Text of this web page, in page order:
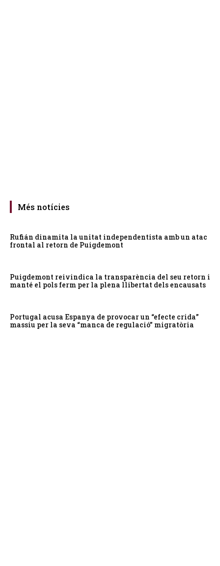
Més notícies
Rufián dinamita la unitat independentista amb un atac
frontal al retorn de Puigdemont
Puigdemont reivindica la transparència del seu retorn i
manté el pols ferm per la plena llibertat dels encausats
Portugal acusa Espanya de provocar un “efecte crida”
massiu per la seva “manca de regulació” migratòria